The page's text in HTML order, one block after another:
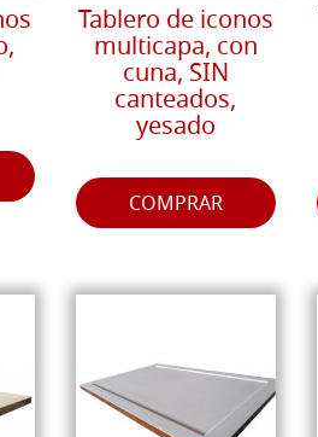
Tablero de iconos
multicapa, con
cuna, SIN
canteados,
yesado
COMPRAR